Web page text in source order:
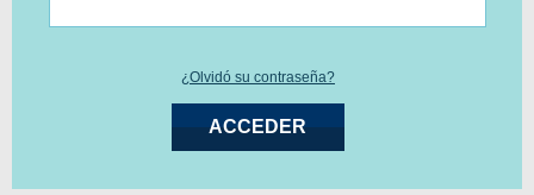
¿Olvidó su contraseña?